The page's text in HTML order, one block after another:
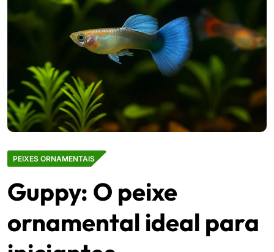
PEIXES ORNAMENTAIS
Guppy: O peixe
ornamental ideal para